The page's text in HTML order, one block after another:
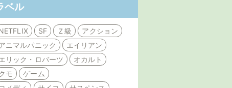
ベル
SF Ｚ級
アクション
ニマルパニック
エイリアン
リック・ロバーツ
オカルト
モ
ゲーム